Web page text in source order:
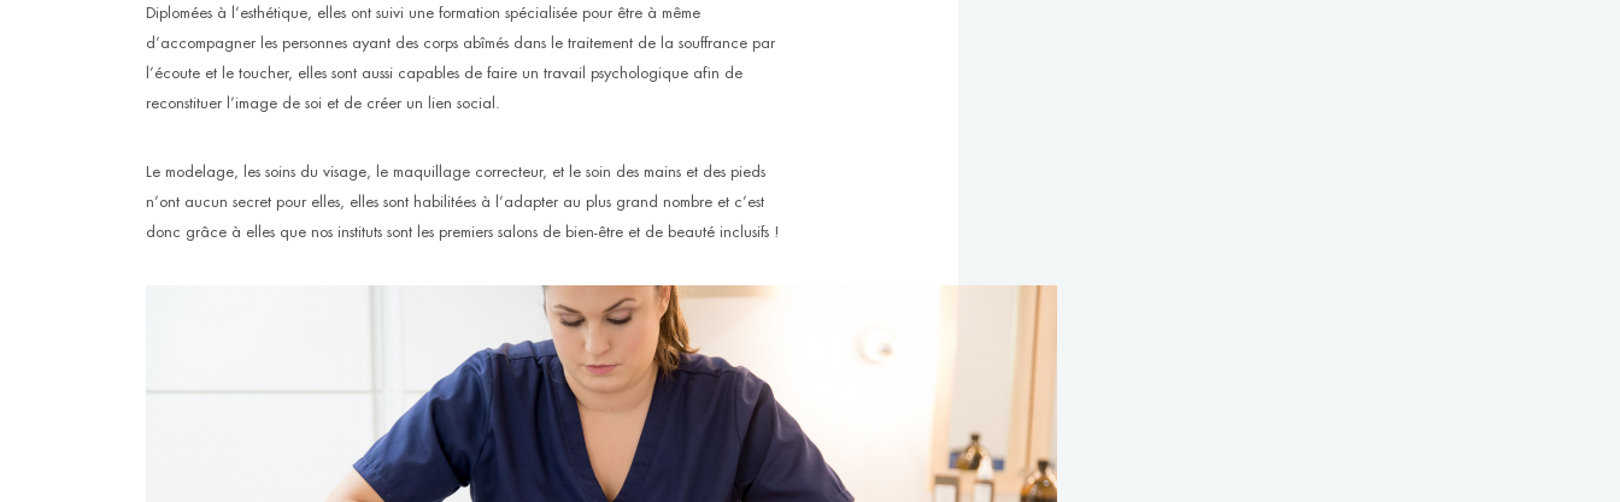
Diplomées à l’esthétique, elles ont suivi une formation spécialisée pour être à même
d’accompagner les personnes ayant des corps abîmés dans le traitement de la souffrance par
l’écoute et le toucher, elles sont aussi capables de faire un travail psychologique afin de
reconstituer l’image de soi et de créer un lien social.
Le modelage, les soins du visage, le maquillage correcteur, et le soin des mains et des pieds
n’ont aucun secret pour elles, elles sont habilitées à l’adapter au plus grand nombre et c’est
donc grâce à elles que nos instituts sont les premiers salons de bien-être et de beauté inclusifs !